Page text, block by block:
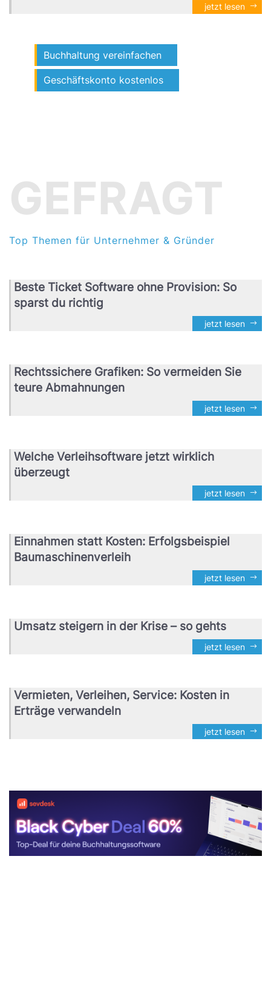
jetzt lesen
Buchhaltung vereinfachen
Geschäftskonto kostenlos
GEFRAGT
Top Themen für Unternehmer & Gründer
Beste Ticket Software ohne Provision: So
sparst du richtig
jetzt lesen
Rechtssichere Grafiken: So vermeiden Sie
teure Abmahnungen
jetzt lesen
Welche Verleihsoftware jetzt wirklich
überzeugt
jetzt lesen
Einnahmen statt Kosten: Erfolgsbeispiel
Baumaschinenverleih
jetzt lesen
Umsatz steigern in der Krise – so gehts
jetzt lesen
Vermieten, Verleihen, Service: Kosten in
Erträge verwandeln
jetzt lesen